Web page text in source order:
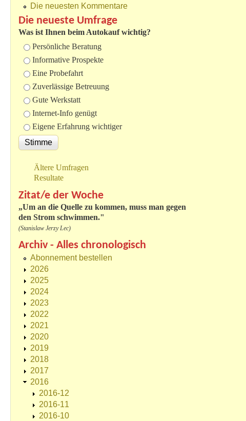
Die neuesten Kommentare
Die neueste Umfrage
Was ist Ihnen beim Autokauf wichtig?
Auswahlmöglichkeiten
Persönliche Beratung
Informative Prospekte
Eine Probefahrt
Zuverlässige Betreuung
Gute Werkstatt
Internet-Info genügt
Eigene Erfahrung wichtiger
Ältere Umfragen
Resultate
Zitat/e der Woche
„Um an die Quelle zu kommen, muss man gegen
den Strom schwimmen."
(Stanislaw Jerzy Lec)
Archiv - Alles chronologisch
Abonnement bestellen
2026
2025
2024
2023
2022
2021
2020
2019
2018
2017
2016
2016-12
2016-11
2016-10